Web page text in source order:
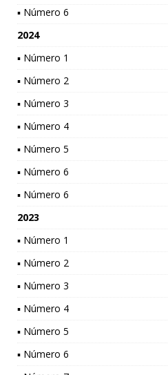
▪ Número 6
2024
▪ Número 1
▪ Número 2
▪ Número 3
▪ Número 4
▪ Número 5
▪ Número 6
▪ Número 6
2023
▪ Número 1
▪ Número 2
▪ Número 3
▪ Número 4
▪ Número 5
▪ Número 6